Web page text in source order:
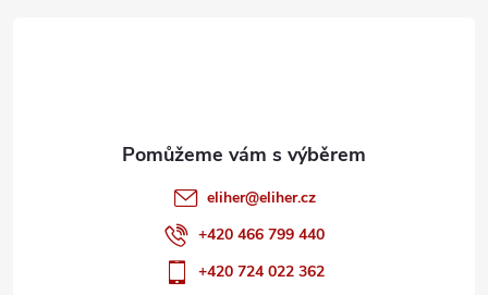
eliher@eliher.cz
+420 466 799 440
+420 724 022 362